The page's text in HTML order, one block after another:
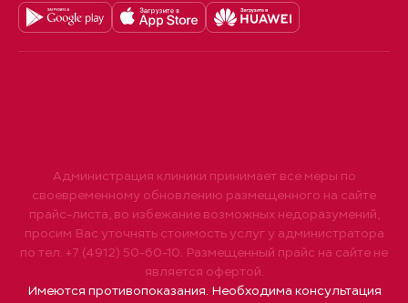
Администрация клиники принимает все меры по
своевременному обновлению размещенного на сайте
прайс-листа, во избежание возможных недоразумений,
просим Вас уточнять стоимость услуг у администратора
по тел. +7 (4912) 50-60-10. Размещенный прайс на сайте не
является офертой.
Имеются противопоказания. Необходима консультация